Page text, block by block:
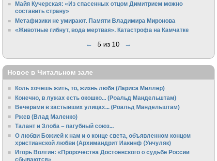
Майя Кучерская: «Из спасенных отцом Димитрием можно
составить страну»
Метафизики не умирают. Памяти Владимира Миронова
«Животные гибнут, вода мертвая». Катастрофа на Камчатке
← 5 из 10 →
Новое в Читальном зале
Коль хочешь жить, то, жизнь любя (Лариса Миллер)
Конечно, в лужах есть окошко... (Роальд Мандельштам)
Вечерами в застывших улицах... (Роальд Мандельштам)
Ржев (Влад Маленко)
Талант и Злоба – пагубный союз...
О любви Божией к нам и о конце света, объявленном концом
христианской любви (Архимандрит Иакинф (Унчуляк)
Игорь Волгин: «Пророчества Достоевского о судьбе России
сбываются»